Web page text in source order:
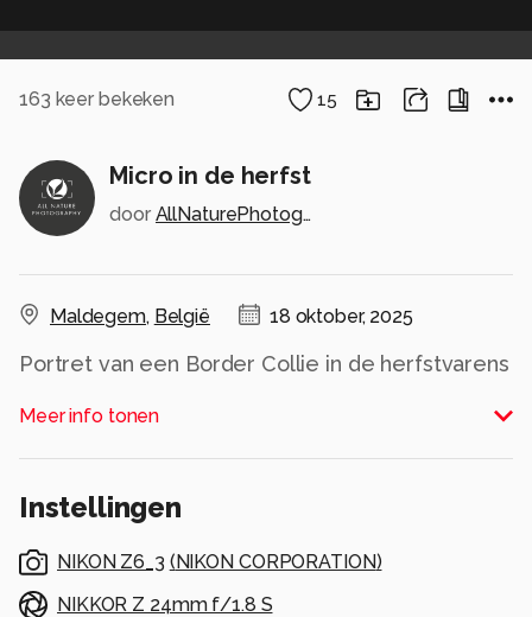
163 keer bekeken 15
Micro in de herfst
door AllNaturePhotography
Maldegem, België 18 oktober, 2025
Portret van een Border Collie in de herfstvarens
Alle rechten voorbehouden
Meer info tonen
Instellingen
NIKON Z6_3 (NIKON CORPORATION)
NIKKOR Z 24mm f/1.8 S